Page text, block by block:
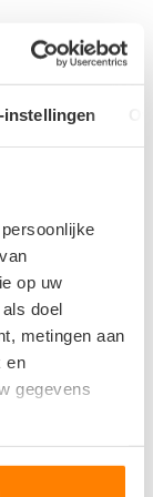
instellingen
op uw
doel
metingen aan
en
gegevens
kW 64 kWh